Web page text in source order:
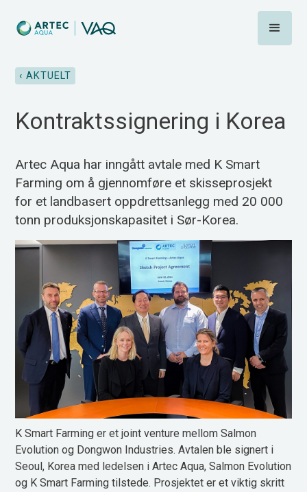
‹ AKTUELT
Kontraktssignering i Korea
Artec Aqua har inngått avtale med K Smart
Farming om å gjennomføre et skisseprosjekt
for et landbasert oppdrettsanlegg med 20 000
tonn produksjonskapasitet i Sør-Korea.
K Smart Farming er et joint venture mellom Salmon
Evolution og Dongwon Industries. Avtalen ble signert i
Seoul, Korea med ledelsen i Artec Aqua, Salmon Evolution
og K Smart Farming tilstede. Prosjektet er et viktig skritt